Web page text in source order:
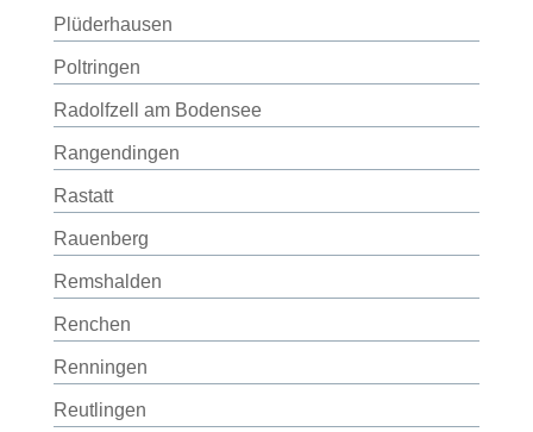
Plüderhausen
Poltringen
Radolfzell am Bodensee
Rangendingen
Rastatt
Rauenberg
Remshalden
Renchen
Renningen
Reutlingen